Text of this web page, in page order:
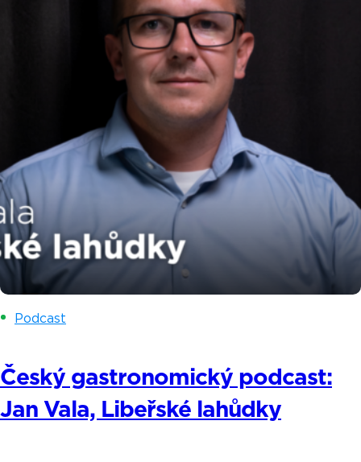
Podcast
Český gastronomický podcast:
Jan Vala, Libeřské lahůdky